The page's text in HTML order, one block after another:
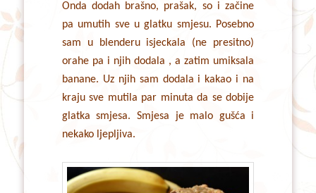
Onda dodah brašno, prašak, so i začine
pa umutih sve u glatku smjesu. Posebno
sam u blenderu isjeckala (ne presitno)
orahe pa i njih dodala , a zatim umiksala
banane. Uz njih sam dodala i kakao i na
kraju sve mutila par minuta da se dobije
glatka smjesa. Smjesa je malo gušća i
nekako ljepljiva.